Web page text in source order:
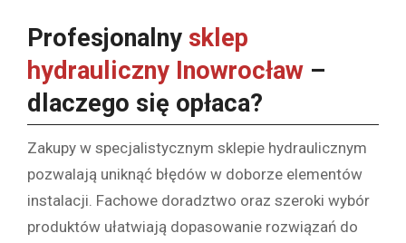
Profesjonalny sklep
hydrauliczny Inowrocław –
dlaczego się opłaca?
Zakupy w specjalistycznym sklepie hydraulicznym
pozwalają uniknąć błędów w doborze elementów
instalacji. Fachowe doradztwo oraz szeroki wybór
produktów ułatwiają dopasowanie rozwiązań do